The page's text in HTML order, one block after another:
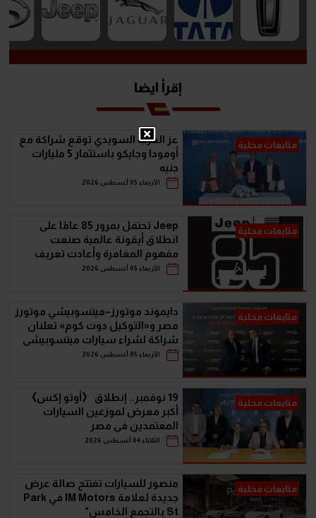
إقرأ ايضا
متابعات محلية
عز العرب السويدي توقع شراكة مع
أومودا وجايكو باستثمار 5 مليارات
جنيه
الأربعاء 05 أغسطس 2026
متابعات محلية
Jeep تحتفل بمرور 85 عامًا على
انطلاق أيقونة عالمية صنعت
مفهوم المغامرة وأعادت تعريف
سيارات الـ SUV
الأربعاء 05 أغسطس 2026
متابعات محلية
دايموند موتورز–ميتسوبيشي موتورز
مصر و«التوكيل دوت كوم» تعلنان
شراكة لشراء سيارات ميتسوبيشي
أونلاين
الأربعاء 05 أغسطس 2026
متابعات محلية
19 نوفمبر.. إنطلاق 《أوتو إكس》
أكبر معرض لموزعين السيارات
المعتمدين في مصر
الثلاثاء 04 أغسطس 2026
متابعات محلية
منصور للسيارات تفتتح صالة عرض
جديدة لعلامة IM Motors في Park
St بالتجمع الخامس"